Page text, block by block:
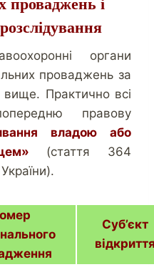
органи
проваджень за
Практично всі
правову
владою або
(стаття 364
Суб’єкт